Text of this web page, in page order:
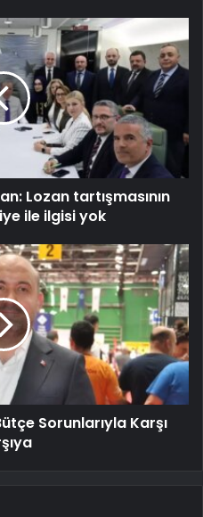
Lozan tartışmasının
ile ilgisi yok
Sorunlarıyla Karşı